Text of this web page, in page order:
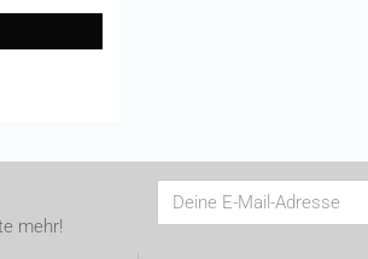
mehr!